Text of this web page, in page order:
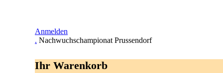
Anmelden
. Nachwuchschampionat Prussendorf
Ihr Warenkorb